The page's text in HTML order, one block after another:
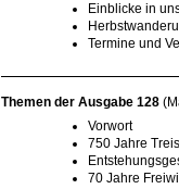
Einblicke in
Termine und
Themen der Ausgabe 128
Vorwort
750 Jahre
70 Jahre